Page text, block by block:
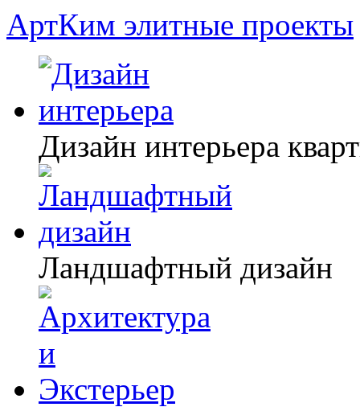
АртКим элитные проекты
Дизайн интерьера
Ландшафтный дизайн